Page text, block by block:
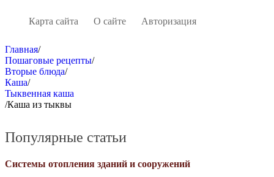
Карта сайта О сайте Авторизация
Главная/
Пошаговые рецепты/
Вторые блюда/
Каша/
Тыквенная каша
/Каша из тыквы
Популярные статьи
Системы отопления зданий и сооружений